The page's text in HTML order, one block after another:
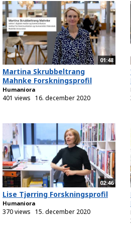
01:48
Martina Skrubbeltrang
Mahnke Forskningsprofil
Humaniora
401 views 16. december 2020
02:46
Lise Tjørring Forskningsprofil
Humaniora
370 views 15. december 2020